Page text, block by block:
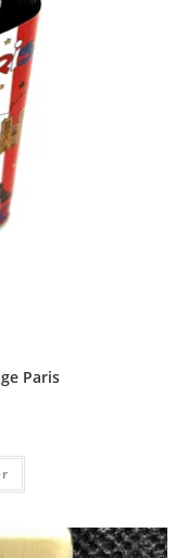
Paris